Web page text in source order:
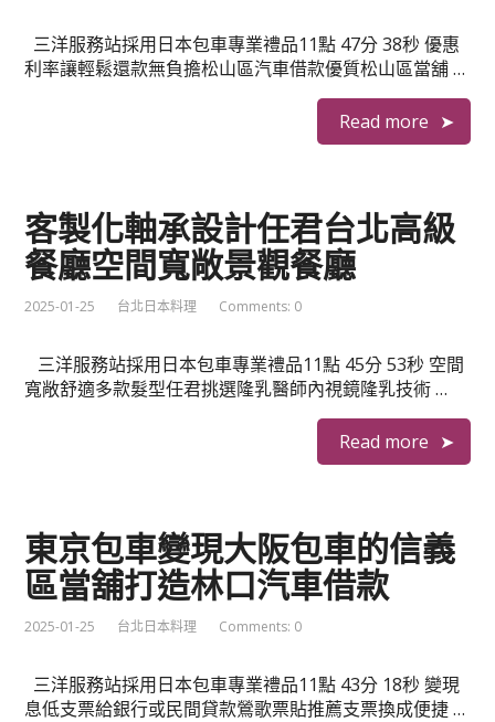
三洋服務站採用日本包車專業禮品11點 47分 38秒 優惠
利率讓輕鬆還款無負擔松山區汽車借款優質松山區當舖 …
Read more
客製化軸承設計任君台北高級
餐廳空間寬敞景觀餐廳
2025-01-25 台北日本料理 Comments: 0
三洋服務站採用日本包車專業禮品11點 45分 53秒 空間
寬敞舒適多款髮型任君挑選隆乳醫師內視鏡隆乳技術 …
Read more
東京包車變現大阪包車的信義
區當舖打造林口汽車借款
2025-01-25 台北日本料理 Comments: 0
三洋服務站採用日本包車專業禮品11點 43分 18秒 變現
息低支票給銀行或民間貸款鶯歌票貼推薦支票換成便捷 …